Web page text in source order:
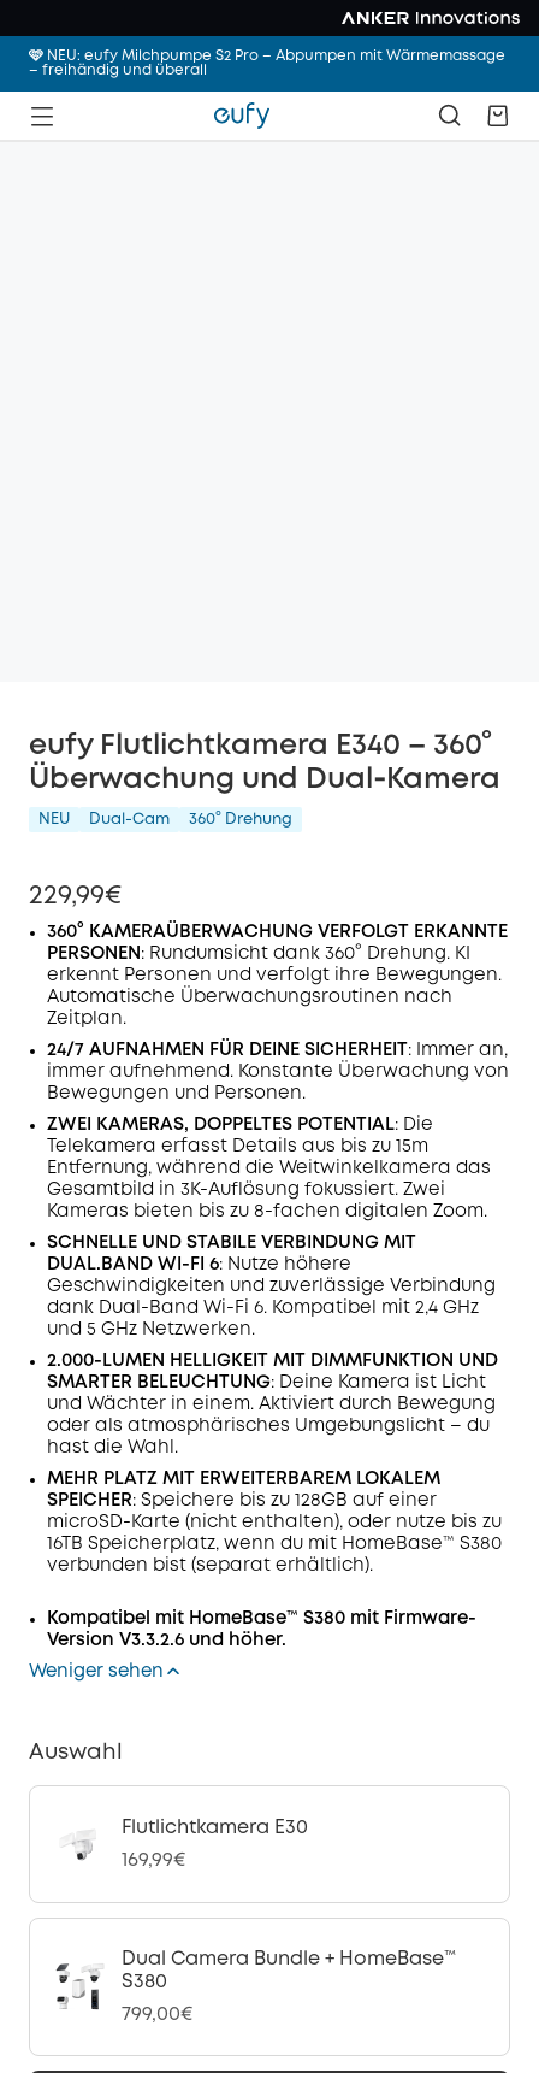
🩷 NEU: eufy Milchpumpe S2 Pro – Abpumpen mit Wärmemassage
– freihändig und überall
eufy Flutlichtkamera E340 – 360°
Überwachung und Dual‑Kamera
NEU Dual-Cam 360° Drehung
229,99€
360° KAMERAÜBERWACHUNG VERFOLGT ERKANNTE
PERSONEN : Rundumsicht dank 360° Drehung. KI
erkennt Personen und verfolgt ihre Bewegungen.
Automatische Überwachungsroutinen nach
Zeitplan.
24/7 AUFNAHMEN FÜR DEINE SICHERHEIT : Immer an,
immer aufnehmend. Konstante Überwachung von
Bewegungen und Personen.
ZWEI KAMERAS, DOPPELTES POTENTIAL: Die
Telekamera erfasst Details aus bis zu 15m
Entfernung, während die Weitwinkelkamera das
Gesamtbild in 3K-Auflösung fokussiert. Zwei
Kameras bieten bis zu 8-fachen digitalen Zoom.
SCHNELLE UND STABILE VERBINDUNG MIT
DUAL.BAND WI-FI 6: Nutze höhere
Geschwindigkeiten und zuverlässige Verbindung
dank Dual-Band Wi-Fi 6. Kompatibel mit 2,4 GHz
und 5 GHz Netzwerken.
2.000-LUMEN HELLIGKEIT MIT DIMMFUNKTION UND
SMARTER BELEUCHTUNG: Deine Kamera ist Licht
und Wächter in einem. Aktiviert durch Bewegung
oder als atmosphärisches Umgebungslicht – du
hast die Wahl.
MEHR PLATZ MIT ERWEITERBAREM LOKALEM
SPEICHER: Speichere bis zu 128GB auf einer
microSD-Karte (nicht enthalten), oder nutze bis zu
16TB Speicherplatz, wenn du mit HomeBase™ S380
verbunden bist (separat erhältlich).
Kompatibel mit HomeBase™ S380 mit Firmware-
Version V3.3.2.6 und höher.
Weniger sehen
Auswahl
Flutlichtkamera E30
169,99€
Dual Camera Bundle + HomeBase™
S380
799,00€